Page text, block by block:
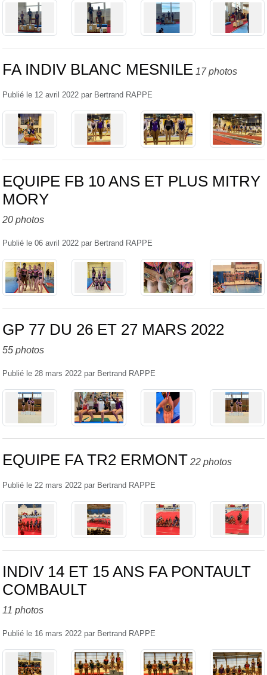
FA INDIV BLANC MESNILE 17 photos
Publié le 12 avril 2022 par Bertrand RAPPE
EQUIPE FB 10 ANS ET PLUS MITRY
MORY
20 photos
Publié le 06 avril 2022 par Bertrand RAPPE
GP 77 DU 26 ET 27 MARS 2022
55 photos
Publié le 28 mars 2022 par Bertrand RAPPE
EQUIPE FA TR2 ERMONT 22 photos
Publié le 22 mars 2022 par Bertrand RAPPE
INDIV 14 ET 15 ANS FA PONTAULT
COMBAULT
11 photos
Publié le 16 mars 2022 par Bertrand RAPPE